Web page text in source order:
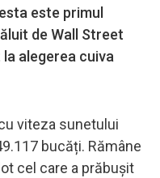
este primul
de Wall Street
alegerea cuiva
viteza sunetului
bucăți. Rămâne
cel care a prăbușit